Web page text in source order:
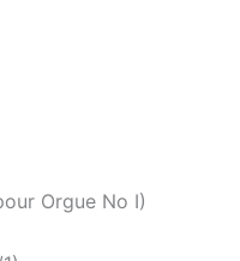
Orgue No I)